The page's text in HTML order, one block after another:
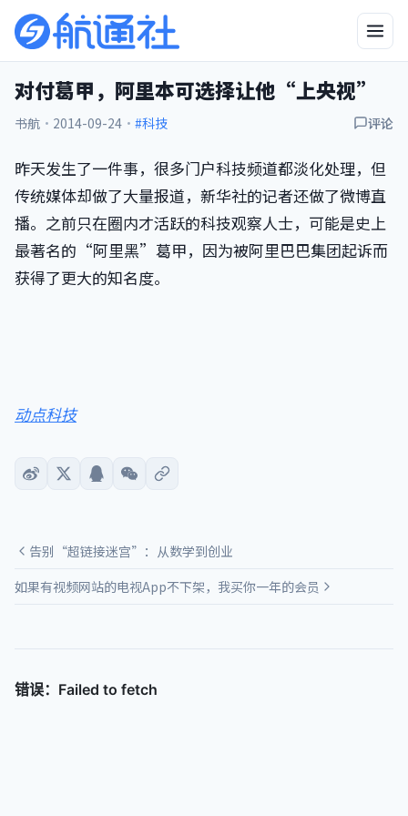
对付葛甲，阿里本可选择让他“上央视”
书航 · 2014-09-24 · #科技 评论
昨天发生了一件事，很多门户科技频道都淡化处理，但
传统媒体却做了大量报道，新华社的记者还做了微博直
播。之前只在圈内才活跃的科技观察人士，可能是史上
最著名的“阿里黑”葛甲，因为被阿里巴巴集团起诉而
获得了更大的知名度。
动点科技
告别“超链接迷宫”：从数学到创业
如果有视频网站的电视App不下架，我买你一年的会员